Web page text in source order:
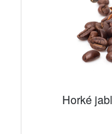
Horké